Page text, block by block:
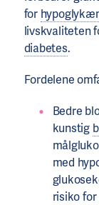
for
livskvaliteten
diabetes.
Fordelene
Bedre
kunstig
med
risiko